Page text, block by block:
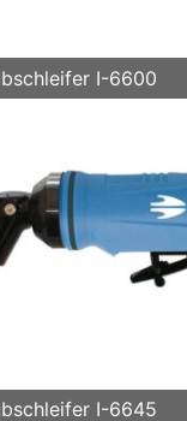
I-6600
I-6645